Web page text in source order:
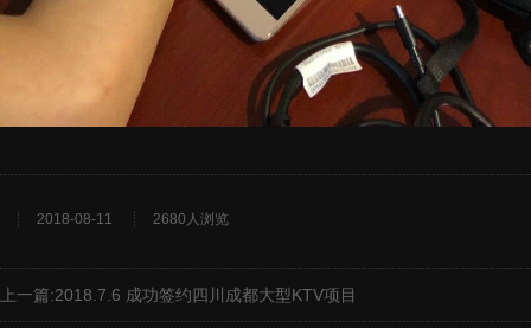
2018-08-11 2680人浏览
上一篇:2018.7.6 成功签约四川成都大型KTV项目